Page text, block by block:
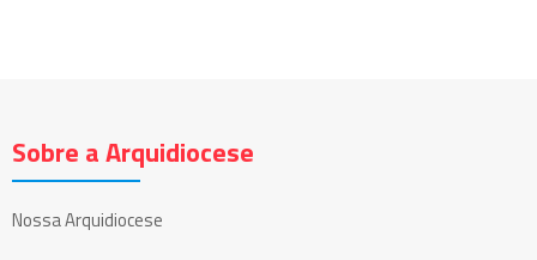
Sobre a Arquidiocese
Nossa Arquidiocese